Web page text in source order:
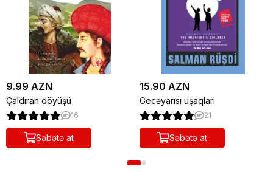
9.99 AZN
Çaldıran döyüşü
16
Səbətə at
15.90 AZN
Gecəyarısı uşaqları
21
Səbətə at